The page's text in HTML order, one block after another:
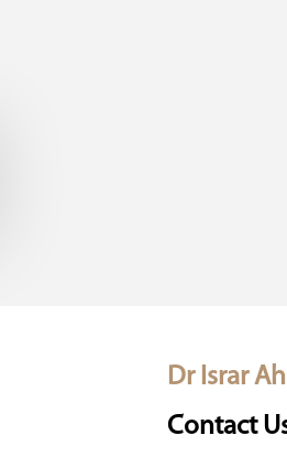
Dr Israr
Contact